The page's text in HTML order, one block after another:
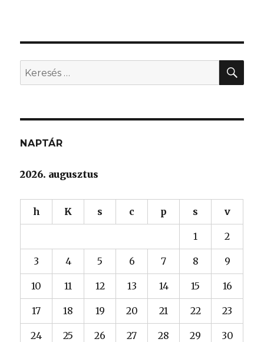
Keresés
a
kifejezésre:
NAPTÁR
2026. augusztus
h K s c p s v
1 2
3 4 5 6 7 8 9
10 11 12 13 14 15 16
17 18 19 20 21 22 23
24 25 26 27 28 29 30